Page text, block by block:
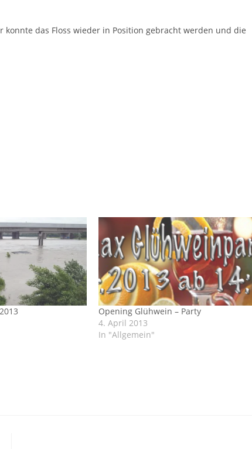
konnte das Floss wieder in Position gebracht werden und die
Opening Glühwein – Party
4. April 2013
In "Allgemein"